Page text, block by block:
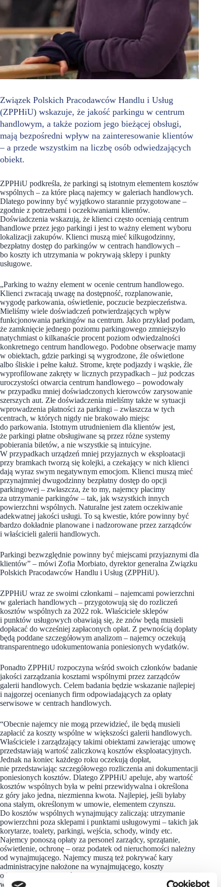
Związek Polskich Pracodawców Handlu i Usług
(ZPPHiU) wskazuje, że jakość parkingu w centrum
handlowym, a także poziom jego bieżącej obsługi,
mają bezpośredni wpływ na zainteresowanie klientów
– a przede wszystkim na liczbę osób odwiedzających
obiekt.
ZPPHiU podkreśla, że parkingi są istotnym elementem kosztów
wspólnych – za które płacą najemcy w galeriach handlowych.
Dlatego powinny być wyjątkowo starannie przygotowane –
zgodnie z potrzebami i oczekiwaniami klientów.
Doświadczenia wskazują, że klienci często oceniają centrum
handlowe przez jego parkingi i jest to ważny element wyboru
lokalizacji zakupów. Klienci muszą mieć kilkugodzinny,
bezpłatny dostęp do parkingów w centrach handlowych –
bo koszty ich utrzymania w pokrywają sklepy i punkty
usługowe.
„Parking to ważny element w ocenie centrum handlowego.
Klienci zwracają uwagę na dostępność, rozplanowanie,
wygodę parkowania, oświetlenie, poczucie bezpieczeństwa.
Mieliśmy wiele doświadczeń potwierdzających wpływ
funkcjonowania parkingów na centrum. Jako przykład podam,
że zamknięcie jednego poziomu parkingowego zmniejszyło
natychmiast o kilkanaście procent poziom odwiedzalności
konkretnego centrum handlowego. Podobne obserwacje mamy
w obiektach, gdzie parkingi są wygrodzone, źle oświetlone
albo śliskie i pełne kałuż. Strome, kręte podjazdy i wąskie, źle
wyprofilowane zakręty w licznych przypadkach – już podczas
uroczystości otwarcia centrum handlowego – powodowały
w przypadku mniej doświadczonych kierowców zarysowanie
szerszych aut. Złe doświadczenia mieliśmy także w sytuacji
wprowadzenia płatności za parkingi – zwłaszcza w tych
centrach, w których nigdy nie brakowało miejsc
do parkowania. Istotnym utrudnieniem dla klientów jest,
że parkingi płatne obsługiwane są przez różne systemy
pobierania biletów, a nie wszystkie są intuicyjne.
W przypadkach urządzeń mniej przyjaznych w eksploatacji
przy bramkach tworzą się kolejki, a czekający w nich klienci
dają wyraz swym negatywnym emocjom. Klienci muszą mieć
przynajmniej dwugodzinny bezpłatny dostęp do opcji
parkingowej – zwłaszcza, że to my, najemcy płacimy
za utrzymanie parkingów – tak, jak wszystkich innych
powierzchni wspólnych. Naturalne jest zatem oczekiwanie
adekwatnej jakości usługi. To są kwestie, które powinny być
bardzo dokładnie planowane i nadzorowane przez zarządców
i właścicieli galerii handlowych.
Parkingi bezwzględnie powinny być miejscami przyjaznymi dla
klientów” – mówi Zofia Morbiato, dyrektor generalna Związku
Polskich Pracodawców Handlu i Usług (ZPPHiU).
ZPPHiU wraz ze swoimi członkami – najemcami powierzchni
w galeriach handlowych – przygotowują się do rozliczeń
kosztów wspólnych za 2022 rok. Właściciele sklepów
i punktów usługowych obawiają się, że znów będą musieli
dopłacać do wcześniej zapłaconych opłat. Z pewnością dopłaty
będą poddane szczegółowym analizom – najemcy oczekują
transparentnego udokumentowania poniesionych wydatków.
Ponadto ZPPHiU rozpoczyna wśród swoich członków badanie
jakości zarządzania kosztami wspólnymi przez zarządców
galerii handlowych. Celem badania będzie wskazanie najlepiej
i najgorzej ocenianych firm odpowiadających za opłaty
serwisowe w centrach handlowych.
“Obecnie najemcy nie mogą przewidzieć, ile będą musieli
zapłacić za koszty wspólne w większości galerii handlowych.
Właściciele i zarządzający takimi obiektami zawierając umowę
przedstawiają wartość zaliczkową kosztów eksploatacyjnych.
Jednak na koniec każdego roku oczekują dopłat,
nie przedstawiając szczegółowego rozliczenia ani dokumentacji
poniesionych kosztów. Dlatego ZPPHiU apeluje, aby wartość
kosztów wspólnych była w pełni przewidywalna i określona
z góry jako jedna, niezmienna kwota. Najlepiej, jeśli byłaby
ona stałym, określonym w umowie, elementem czynszu.
Do kosztów wspólnych wynajmujący zaliczają: utrzymanie
powierzchni poza sklepami i punktami usługowymi – takich jak
korytarze, toalety, parkingi, wejścia, schody, windy etc.
Najemcy ponoszą opłaty za personel zarządcy, sprzątanie,
oświetlenie, ochronę – oraz podatek od nieruchomości należny
od wynajmującego. Najemcy muszą też pokrywać kary
administracyjne nałożone na wynajmującego, koszty
odzyskiwania należności, ubezpieczenia, itp.” – czytamy
w komunikacie ZPPHiU